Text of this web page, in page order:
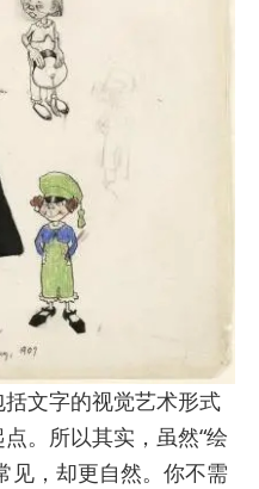
文字的视觉艺术形式
。所以其实，虽然“绘
见，却更自然。你不需